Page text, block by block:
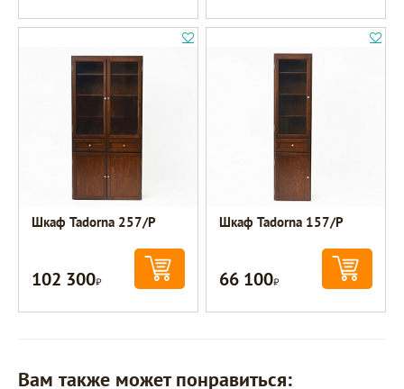
Шкаф Tadorna 257/Р
102 300Р
Шкаф Tadorna 157/Р
66 100Р
Вам также может понравиться: